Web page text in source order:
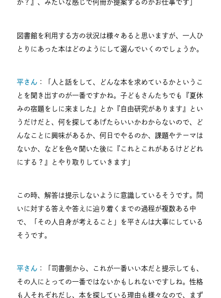
か？』、みたいな感じで何冊か提案するのがお仕事です」
図書館を利用する方の状況は様々あると思いますが、一人ひ
とりにあった本はどのようにして選んでいくのでしょうか。
平さん ：「人と話をして、どんな本を求めているかというこ
とを聞き出すのが一番ですかね。子どもさんたちでも『夏休
みの宿題をしに来ました』とか『自由研究があります』とい
うだけだと、何を探してあげたらいいかわからないので、ど
んなことに興味があるか、何日でやるのか、課題やテーマは
ないか、などを色々聞いた後に『これとこれがあるけどどれ
にする？』とやり取りしていきます」
この時、解答は提示しないように意識しているそうです。問
いに対する答えや答えに辿り着くまでの過程が複数ある中
で、「その人自身が考えること」を平さんは大事にしている
そうです。
平さん ：「司書側から、これが一番いい本だと提示しても、
その人にとっての一番ではないかもしれないですしね。性格
も人それぞれだし、本を探している理由も様々なので、まず